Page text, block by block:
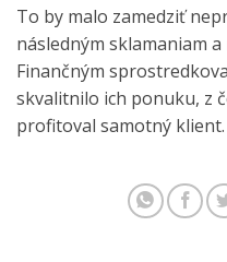
To by malo zamedziť
následným sklamaniam
Finančným
skvalitnilo ich ponuku, z
profitoval samotný klient.